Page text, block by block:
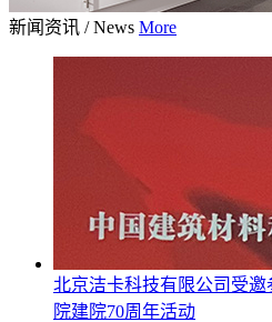
新闻资讯 / News More
北京洁卡科技有限公司受
院建院70周年活动